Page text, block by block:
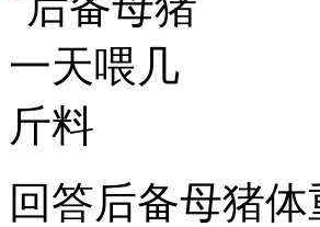
回答后备母猪